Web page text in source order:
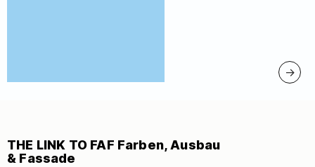
THE LINK TO FAF Farben, Ausbau
& Fassade